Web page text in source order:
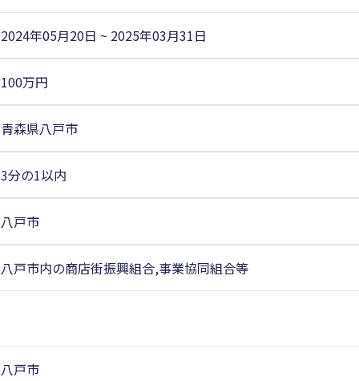
2024年05月20日 ~ 2025年03月31日
100万円
青森県八戸市
3分の1以内
八戸市
八戸市内の商店街振興組合,事業協同組合等
八戸市